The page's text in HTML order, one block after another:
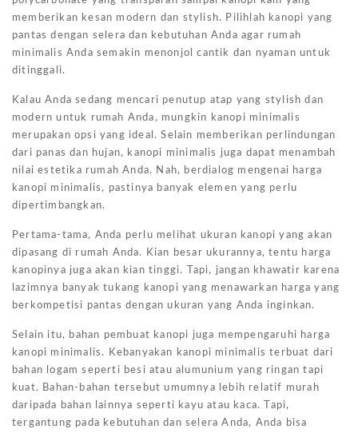
memberikan kesan modern dan stylish. Pilihlah kanopi yang
pantas dengan selera dan kebutuhan Anda agar rumah
minimalis Anda semakin menonjol cantik dan nyaman untuk
ditinggali.
Kalau Anda sedang mencari penutup atap yang stylish dan
modern untuk rumah Anda, mungkin kanopi minimalis
merupakan opsi yang ideal. Selain memberikan perlindungan
dari panas dan hujan, kanopi minimalis juga dapat menambah
nilai estetika rumah Anda. Nah, berdialog mengenai harga
kanopi minimalis, pastinya banyak elemen yang perlu
dipertimbangkan.
Pertama-tama, Anda perlu melihat ukuran kanopi yang akan
dipasang di rumah Anda. Kian besar ukurannya, tentu harga
kanopinya juga akan kian tinggi. Tapi, jangan khawatir karena
lazimnya banyak tukang kanopi yang menawarkan harga yang
berkompetisi pantas dengan ukuran yang Anda inginkan.
Selain itu, bahan pembuat kanopi juga mempengaruhi harga
kanopi minimalis. Kebanyakan kanopi minimalis terbuat dari
bahan logam seperti besi atau alumunium yang ringan tapi
kuat. Bahan-bahan tersebut umumnya lebih relatif murah
daripada bahan lainnya seperti kayu atau kaca. Tapi,
tergantung pada kebutuhan dan selera Anda, Anda bisa